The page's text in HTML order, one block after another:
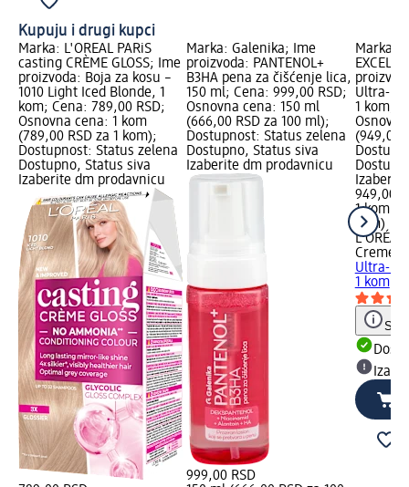
Kupuju i drugi kupci
Marka: L'ORÉAL PARiS
casting CRÈME GLOSS; Ime
proizvoda: Boja za kosu –
1010 Light Iced Blonde, 1
kom; Cena: 789,00 RSD;
Osnovna cena: 1 kom
(789,00 RSD za 1 kom);
Dostupnost: Status zelena
Dostupno, Status siva
Izaberite dm prodavnicu
Marka: Galenika; Ime
proizvoda: PANTENOL+
B3HA pena za čišćenje lica,
150 ml; Cena: 999,00 RSD;
Osnovna cena: 150 ml
(666,00 RSD za 100 ml);
Dostupnost: Status zelena
Dostupno, Status siva
Izaberite dm prodavnicu
999,00 RSD
Marka:
Ultra-
1 kom;
(949,00
949,00
1 kom
kom)
L'ORÉAL
Creme
Ultra-
1 kom